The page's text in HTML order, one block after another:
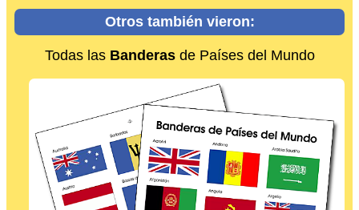
Otros también vieron:
Todas las Banderasde Países del Mundo